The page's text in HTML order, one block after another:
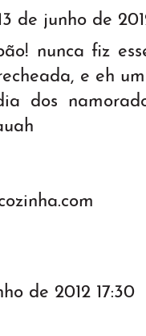
de junho de
nunca fiz
e eh
dos
de 2012 17:30